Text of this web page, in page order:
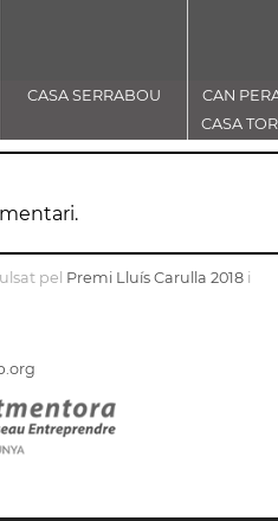
CASA SERRABOU
CAN
CASA
pel Premi Lluís Carulla 2018 i